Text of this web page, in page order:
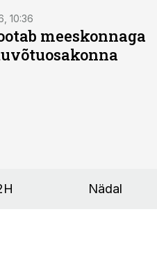
10:36
meeskonnaga
Nädal